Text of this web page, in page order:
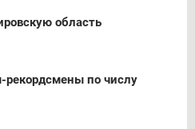
область
по числу